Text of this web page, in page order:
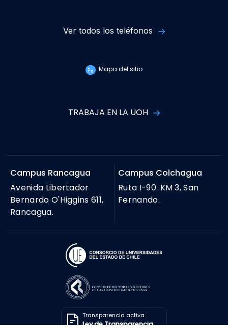
Ver todos los teléfonos
Mapa del sitio
TRABAJA EN LA UOH
Campus Rancagua
Avenida Libertador
Bernardo O'Higgins 611,
Rancagua.
Campus Colchagua
Ruta I-90. KM 3, San
Fernando.
Transparencia activa
Ley de Transparencia